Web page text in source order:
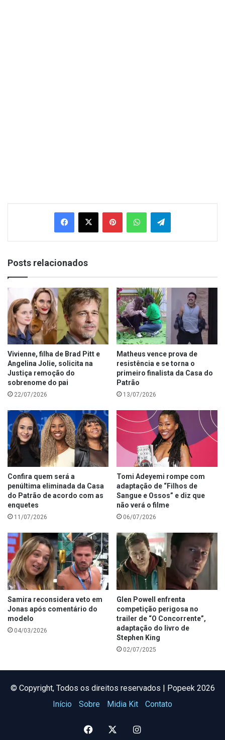
Facebook
X PinterestWhatsAppTelegram
Posts relacionados
Vivienne, filha de Brad Pitt e
Angelina Jolie, solicita na
Justiça remoção do
sobrenome do pai
22/07/2026
Matheus vence prova de
resistência e se torna o
primeiro finalista da Casa do
Patrão
13/07/2026
Confira quem será a
penúltima eliminada da Casa
do Patrão de acordo com as
enquetes
11/07/2026
Tomi Adeyemi rompe com
adaptação de “Filhos de
Sangue e Ossos” e diz que
não verá o filme
06/07/2026
Samira reconsidera veto em
Jonas após comentário do
modelo
04/03/2026
Glen Powell enfrenta
competição perigosa no
trailer de “O Concorrente”,
adaptação do livro de
Stephen King
02/07/2025
©️ Copyright, Todos os direitos reservados | Popeek 2026
Início
Sobre Midia Kit Contato
Facebook Instagram